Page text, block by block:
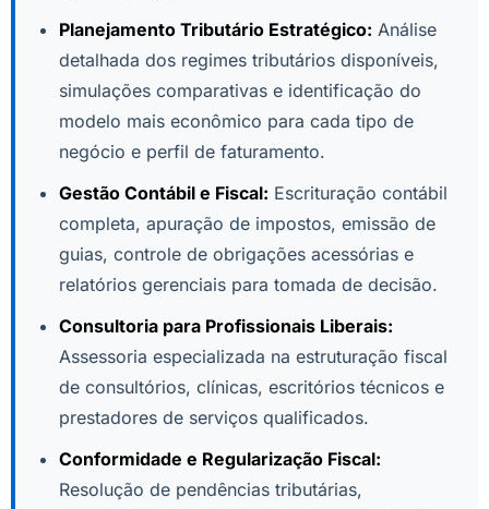
Planejamento Tributário Estratégico: Análise
detalhada dos regimes tributários disponíveis,
simulações comparativas e identificação do
modelo mais econômico para cada tipo de
negócio e perfil de faturamento.
Gestão Contábil e Fiscal: Escrituração contábil
completa, apuração de impostos, emissão de
guias, controle de obrigações acessórias e
relatórios gerenciais para tomada de decisão.
Consultoria para Profissionais Liberais:
Assessoria especializada na estruturação fiscal
de consultórios, clínicas, escritórios técnicos e
prestadores de serviços qualificados.
Conformidade e Regularização Fiscal:
Resolução de pendências tributárias,